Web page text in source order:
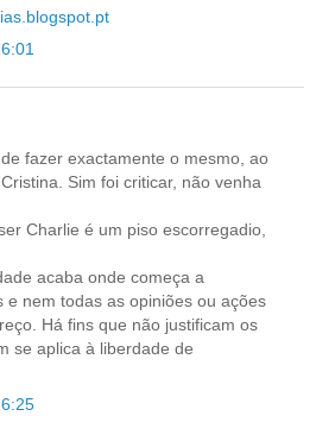
fazer exactamente o mesmo, ao
Sim foi criticar, não venha
Charlie é um piso escorregadio,
acaba onde começa a
e nem todas as opiniões ou ações
Há fins que não justificam os
se aplica à liberdade de